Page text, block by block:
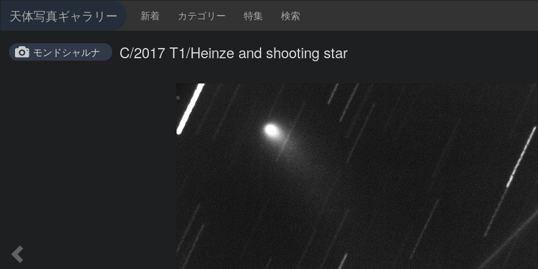
天体写真ギャラリー 新着 カテゴリー 特集 検索
モンドシャルナ C/2017 T1/Heinze and shooting star